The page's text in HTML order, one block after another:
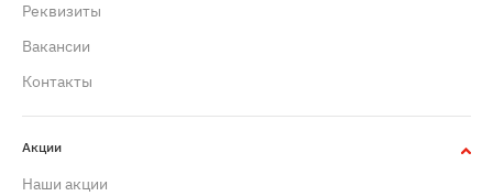
Реквизиты
Вакансии
Контакты
Акции
Наши акции